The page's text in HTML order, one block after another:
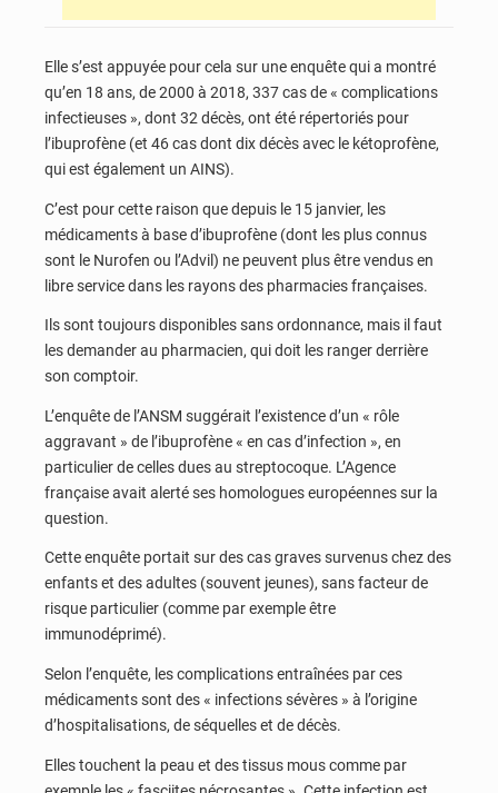
Elle s’est appuyée pour cela sur une enquête qui a montré
qu’en 18 ans, de 2000 à 2018, 337 cas de « complications
infectieuses », dont 32 décès, ont été répertoriés pour
l’ibuprofène (et 46 cas dont dix décès avec le kétoprofène,
qui est également un AINS).
C’est pour cette raison que depuis le 15 janvier, les
médicaments à base d’ibuprofène (dont les plus connus
sont le Nurofen ou l’Advil) ne peuvent plus être vendus en
libre service dans les rayons des pharmacies françaises.
Ils sont toujours disponibles sans ordonnance, mais il faut
les demander au pharmacien, qui doit les ranger derrière
son comptoir.
L’enquête de l’ANSM suggérait l’existence d’un « rôle
aggravant » de l’ibuprofène « en cas d’infection », en
particulier de celles dues au streptocoque. L’Agence
française avait alerté ses homologues européennes sur la
question.
Cette enquête portait sur des cas graves survenus chez des
enfants et des adultes (souvent jeunes), sans facteur de
risque particulier (comme par exemple être
immunodéprimé).
Selon l’enquête, les complications entraînées par ces
médicaments sont des « infections sévères » à l’origine
d’hospitalisations, de séquelles et de décès.
Elles touchent la peau et des tissus mous comme par